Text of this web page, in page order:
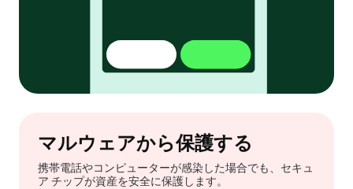
マルウェアから保護する
携帯電話やコンピューターが感染した場合でも、セキュ
ア チップが資産を安全に保護します。